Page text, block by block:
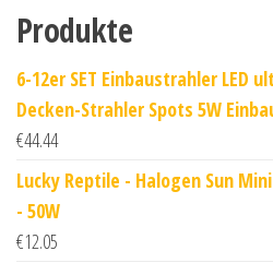
Produkte
6-12er SET Einbaustrahler LED
Decken-Strahler Spots 5W
€44.44
Lucky Reptile - Halogen Sun
- 50W
€12.05